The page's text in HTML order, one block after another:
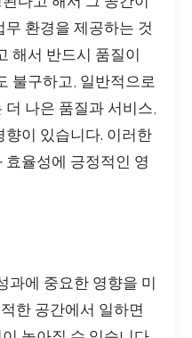
환경을 제공하는 것
해서 반드시 품질이
불구하고, 일반적으로
나은 품질과 서비스,
이 있습니다. 이러한
율성에 긍정적인 영
과에 중요한 영향을 미
한 공간에서 일하면